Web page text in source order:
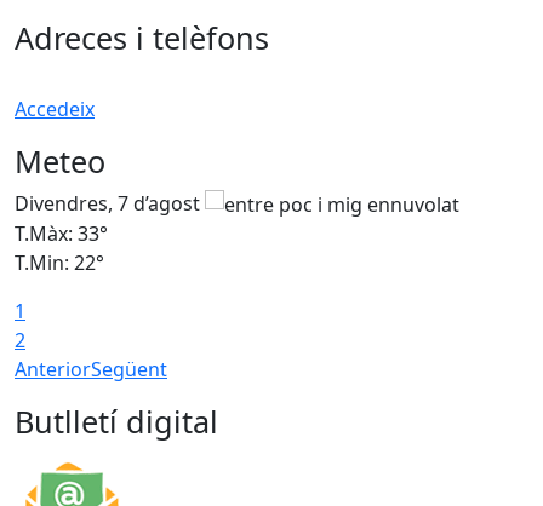
Adreces i telèfons
Accedeix
Meteo
Divendres, 7 d’agost
T.Màx: 33°
T.Min: 22°
1
2
AnteriorSegüent
Butlletí digital